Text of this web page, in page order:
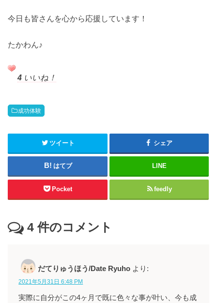
今日も皆さんを心から応援しています！
たかわん♪
4 いいね！
成功体験
ツイート シェア
はてブ LINE
Pocket feedly
4 件のコメント
だてりゅうほう/Date Ryuho より:
2021年5月31日 6:48 PM
実際に自分がこの4ヶ月で既に色々な事が叶い、今も成